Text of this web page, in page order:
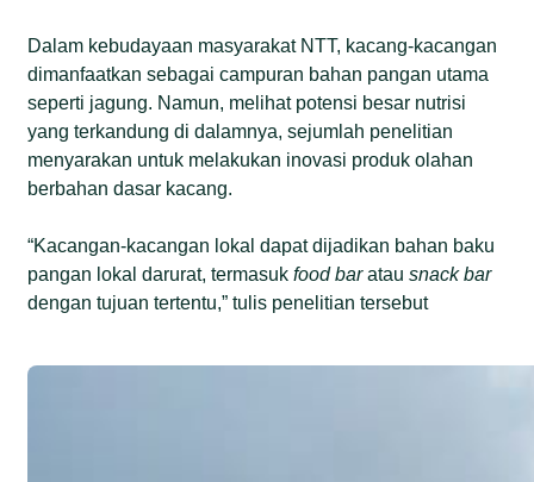
Dalam kebudayaan masyarakat NTT, kacang-kacangan
dimanfaatkan sebagai campuran bahan pangan utama
seperti jagung. Namun, melihat potensi besar nutrisi
yang terkandung di dalamnya, sejumlah penelitian
menyarakan untuk melakukan inovasi produk olahan
berbahan dasar kacang.
“Kacangan-kacangan lokal dapat dijadikan bahan baku
pangan lokal darurat, termasukfood baratausnack bar
dengan tujuan tertentu,” tulis penelitian tersebut